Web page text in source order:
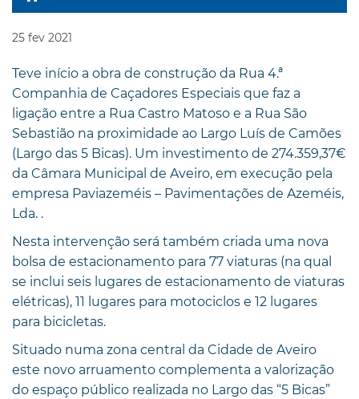
25 fev 2021
Teve início a obra de construção da Rua 4.ª
Companhia de Caçadores Especiais que faz a
ligação entre a Rua Castro Matoso e a Rua São
Sebastião na proximidade ao Largo Luís de Camões
(Largo das 5 Bicas). Um investimento de 274.359,37€
da Câmara Municipal de Aveiro, em execução pela
empresa Paviazeméis – Pavimentações de Azeméis,
Lda. .
Nesta intervenção será também criada uma nova
bolsa de estacionamento para 77 viaturas (na qual
se inclui seis lugares de estacionamento de viaturas
elétricas), 11 lugares para motociclos e 12 lugares
para bicicletas.
Situado numa zona central da Cidade de Aveiro
este novo arruamento complementa a valorização
do espaço público realizada no Largo das “5 Bicas”